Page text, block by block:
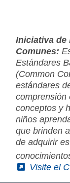
Iniciativa de
Comunes:
Estándares
(Common
estándares
comprensión
conceptos y
niños
que brinden
de adquirir
(External)
Visite el